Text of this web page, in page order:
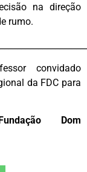
na direção
rumo.
convidado
da FDC para
Fundação Dom